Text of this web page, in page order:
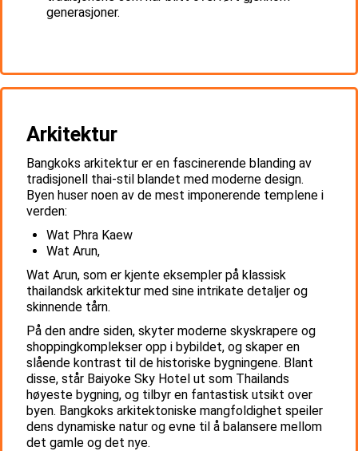
generasjoner.
Arkitektur
Bangkoks arkitektur er en fascinerende blanding av
tradisjonell thai-stil blandet med moderne design.
Byen huser noen av de mest imponerende templene i
verden:
Wat Phra Kaew
Wat Arun,
Wat Arun, som er kjente eksempler på klassisk
thailandsk arkitektur med sine intrikate detaljer og
skinnende tårn.
På den andre siden, skyter moderne skyskrapere og
shoppingkomplekser opp i bybildet, og skaper en
slående kontrast til de historiske bygningene. Blant
disse, står Baiyoke Sky Hotel ut som Thailands
høyeste bygning, og tilbyr en fantastisk utsikt over
byen. Bangkoks arkitektoniske mangfoldighet speiler
dens dynamiske natur og evne til å balansere mellom
det gamle og det nye.